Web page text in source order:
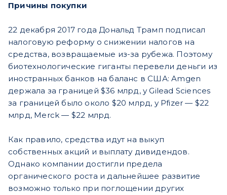
Причины покупки
22 декабря 2017 года Дональд Трамп подписал
налоговую реформу о снижении налогов на
средства, возвращаемые из-за рубежа. Поэтому
биотехнологические гиганты перевели деньги из
иностранных банков на баланс в США: Amgen
держала за границей $36 млрд, у Gilead Sciences
за границей было около $20 млрд, у Pfizer — $22
млрд, Merck — $22 млрд.
Как правило, средства идут на выкуп
собственных акций и выплату дивидендов.
Однако компании достигли предела
органического роста и дальнейшее развитие
возможно только при поглощении других